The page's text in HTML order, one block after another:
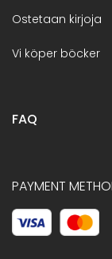
Ostetaan kirjoja
Vi köper böcker
FAQ
PAYMENT